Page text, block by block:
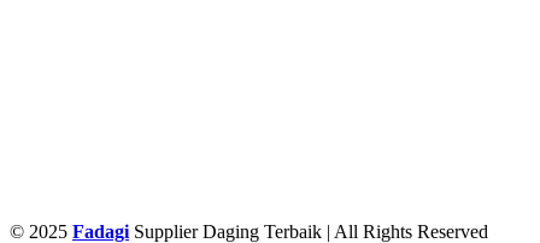
© 2025 Fadagi Supplier Daging Terbaik | All Rights Reserved